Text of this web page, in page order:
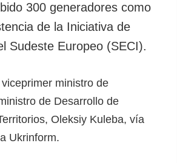
300 generadores como
de la Iniciativa de
Sudeste Europeo (SECI).
ministro de
de Desarrollo de
Oleksiy Kuleba, vía
Ukrinform.